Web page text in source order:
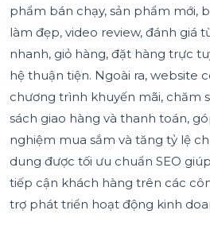
phẩm bán chạy, sản phẩm mới,
làm đẹp, video review, đánh giá
nhanh, giỏ hàng, đặt hàng trực
hệ thuận tiện. Ngoài ra, website
chương trình khuyến mãi, chăm
sách giao hàng và thanh toán,
nghiệm mua sắm và tăng tỷ lệ
dung được tối ưu chuẩn SEO
tiếp cận khách hàng trên các
trợ phát triển hoạt động kinh